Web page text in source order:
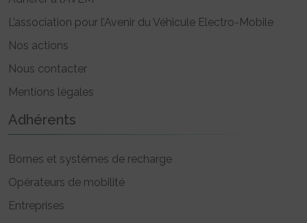
L’association pour l’Avenir du Véhicule Electro-Mobile
Nos actions
Nous contacter
Mentions légales
Adhérents
Bornes et systèmes de recharge
Opérateurs de mobilité
Entreprises